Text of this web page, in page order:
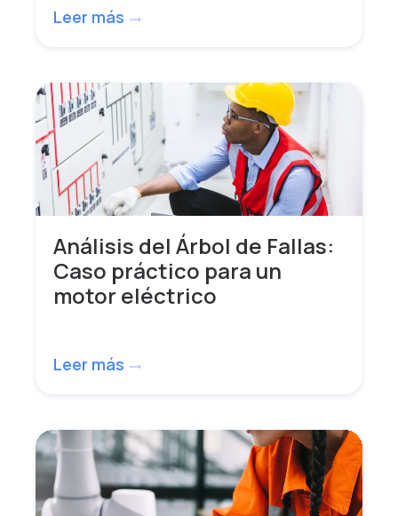
Leer más trending_flat
Análisis del Árbol de Fallas:
Caso práctico para un
motor eléctrico
Leer más trending_flat